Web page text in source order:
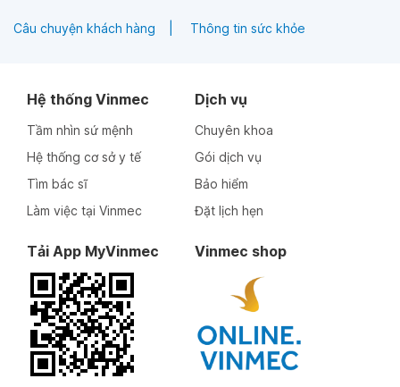
Câu chuyện khách hàng Thông tin sức khỏe
Hệ thống Vinmec
Tầm nhìn sứ mệnh
Hệ thống cơ sở y tế
Tìm bác sĩ
Làm việc tại Vinmec
Dịch vụ
Chuyên khoa
Gói dịch vụ
Bảo hiểm
Đặt lịch hẹn
Tải App MyVinmec Vinmec shop